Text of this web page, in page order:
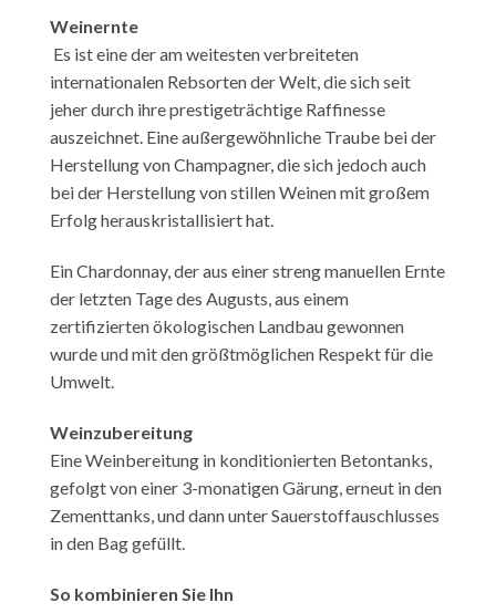
Weinernte
Es ist eine der am weitesten verbreiteten
internationalen Rebsorten der Welt, die sich seit
jeher durch ihre prestigeträchtige Raffinesse
auszeichnet. Eine außergewöhnliche Traube bei der
Herstellung von Champagner, die sich jedoch auch
bei der Herstellung von stillen Weinen mit großem
Erfolg herauskristallisiert hat.
Ein Chardonnay, der aus einer streng manuellen Ernte
der letzten Tage des Augusts, aus einem
zertifizierten ökologischen Landbau gewonnen
wurde und mit den größtmöglichen Respekt für die
Umwelt.
Weinzubereitung
Eine Weinbereitung in konditionierten Betontanks,
gefolgt von einer 3-monatigen Gärung, erneut in den
Zementtanks, und dann unter Sauerstoffauschlusses
in den Bag gefüllt.
So kombinieren Sie Ihn